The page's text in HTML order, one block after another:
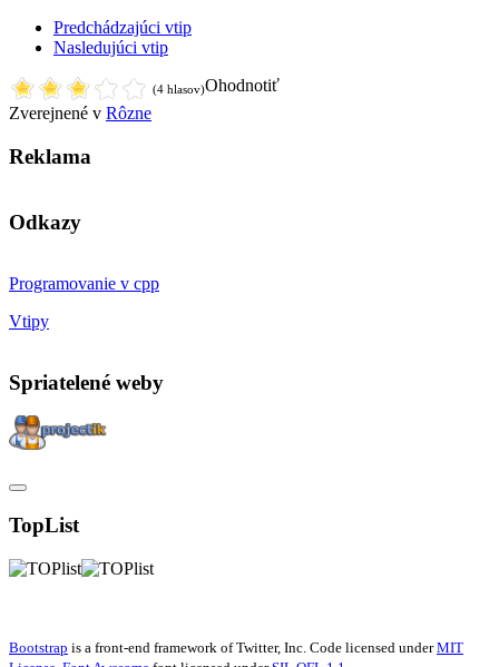
Predchádzajúci vtip
Nasledujúci vtip
Ohodnotiť
(4 hlasov)
Zverejnené v Rôzne
Reklama
Odkazy
Programovanie v cpp
Vtipy
Spriatelené weby
TopList
Bootstrap is a front-end framework of Twitter, Inc. Code licensed underMIT